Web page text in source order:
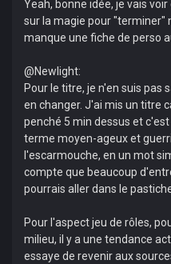
Yeah, bonne idée, je vais
sur la magie pour "terminer"
manque une fiche de perso
@Newlight:
Pour le titre, je n'en suis pas
en changer. J'ai mis un titre
penché 5 min dessus et
terme moyen-ageux et
l'escarmouche, en un mot
compte que beaucoup
pourrais aller dans le
Pour l'aspect jeu de rôles,
milieu, il y a une tendance
essaye de revenir aux